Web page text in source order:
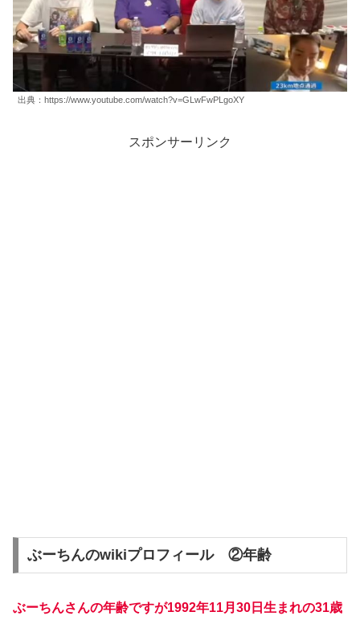
出典：https://www.youtube.com/watch?v=GLwFwPLgoXY
スポンサーリンク
ぶーちんのwikiプロフィール ②年齢
ぶーちんさんの年齢ですが1992年11月30日生まれの31歳